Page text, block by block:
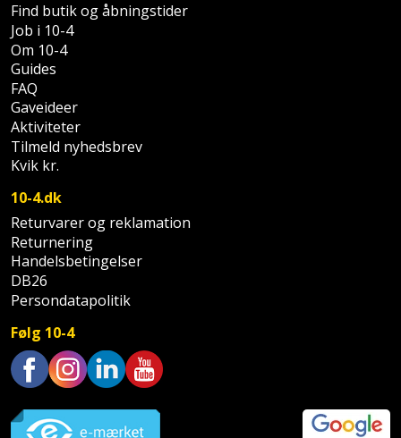
Find butik og åbningstider
Job i 10-4
Om 10-4
Guides
FAQ
Gaveideer
Aktiviteter
Tilmeld nyhedsbrev
Kvik kr.
10-4.dk
Returvarer og reklamation
Returnering
Handelsbetingelser
DB26
Persondatapolitik
Følg 10-4